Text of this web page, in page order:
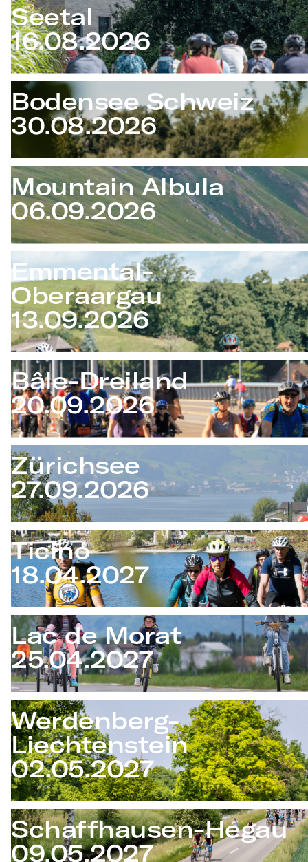
Seetal
16.08.2026
Bodensee Schweiz
30.08.2026
Mountain Albula
06.09.2026
Emmental-
Oberaargau
13.09.2026
Bâle-Dreiland
20.09.2026
Zürichsee
27.09.2026
Ticino
18.04.2027
Lac de Morat
25.04.2027
Werdenberg-
Liechtenstein
02.05.2027
Schaffhausen-Hegau
09.05.2027